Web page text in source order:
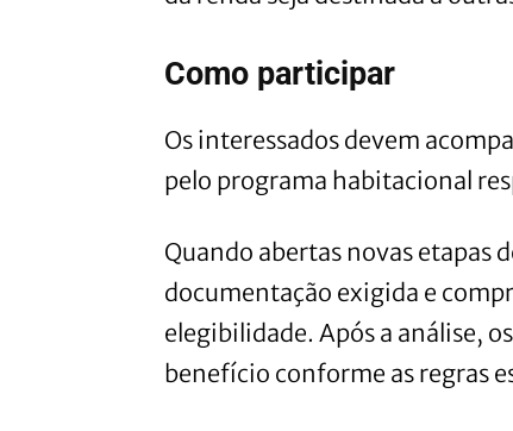
Como participar
Os interessados devem
pelo programa habitacional
Quando abertas novas etapas
documentação exigida e
elegibilidade. Após a análise,
benefício conforme as regras